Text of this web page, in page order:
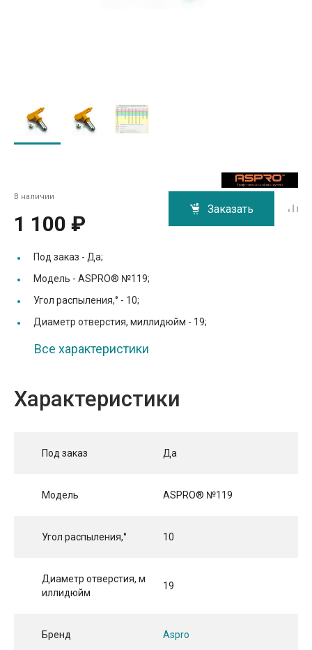
В наличии
1 100 ₽
Заказать
Под заказ - Да;
Модель - ASPRO® №119;
Угол распыления,° - 10;
Диаметр отверстия, миллидюйм - 19;
Все характеристики
Характеристики
Под заказ Да
Модель ASPRO® №119
Угол распыления,° 10
Диаметр отверстия, м
иллидюйм
19
Бренд Aspro